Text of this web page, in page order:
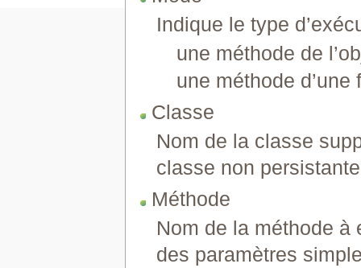
Indique le type
une méthode de
une méthode d’une
Classe
Nom de la classe
classe non
Méthode
Nom de la méthode à
des paramètres